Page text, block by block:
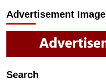
SALMA
HAYEK
NOMINADA
MEJOR
ACTRIZ
LOS
Advertisement Image
Search